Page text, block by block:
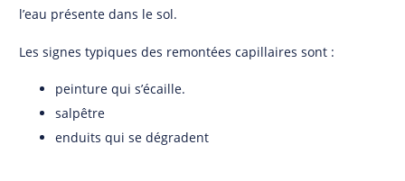
l’eau présente dans le sol.
Les signes typiques des remontées capillaires sont :
peinture qui s’écaille.
salpêtre
enduits qui se dégradent